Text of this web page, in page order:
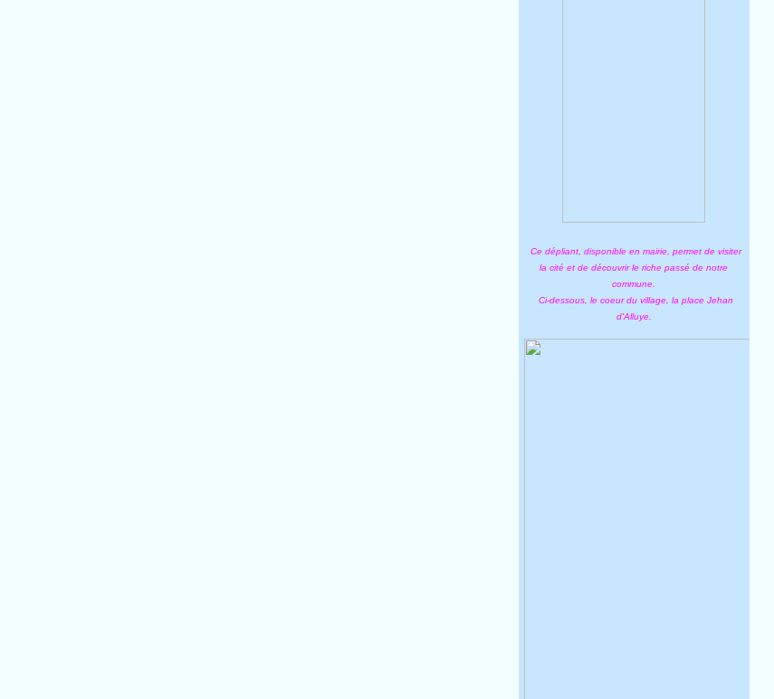
Ce dépliant, disponible en mairie, permet de visiter
la cité et de découvrir le riche passé de notre
commune.
Ci-dessous, le coeur du village, la place Jehan
d'Alluye.